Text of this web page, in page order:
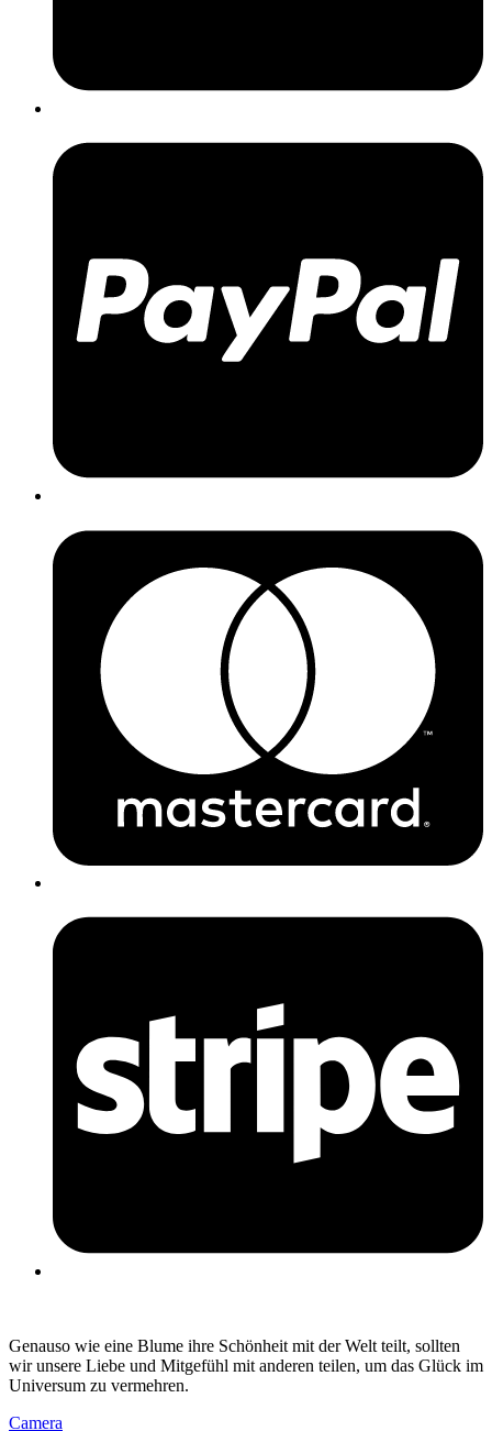
Genauso wie eine Blume ihre Schönheit mit der Welt teilt, sollten
wir unsere Liebe und Mitgefühl mit anderen teilen, um das Glück im
Universum zu vermehren.
Camera